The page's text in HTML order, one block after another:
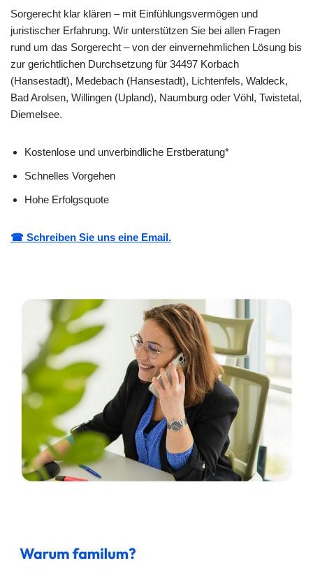
Sorgerecht klar klären – mit Einfühlungsvermögen und
juristischer Erfahrung. Wir unterstützen Sie bei allen Fragen
rund um das Sorgerecht – von der einvernehmlichen Lösung bis
zur gerichtlichen Durchsetzung für 34497 Korbach
(Hansestadt), Medebach (Hansestadt), Lichtenfels, Waldeck,
Bad Arolsen, Willingen (Upland), Naumburg oder Vöhl, Twistetal,
Diemelsee.
Kostenlose und unverbindliche Erstberatung*
Schnelles Vorgehen
Hohe Erfolgsquote
☎ Schreiben Sie uns eine Email.